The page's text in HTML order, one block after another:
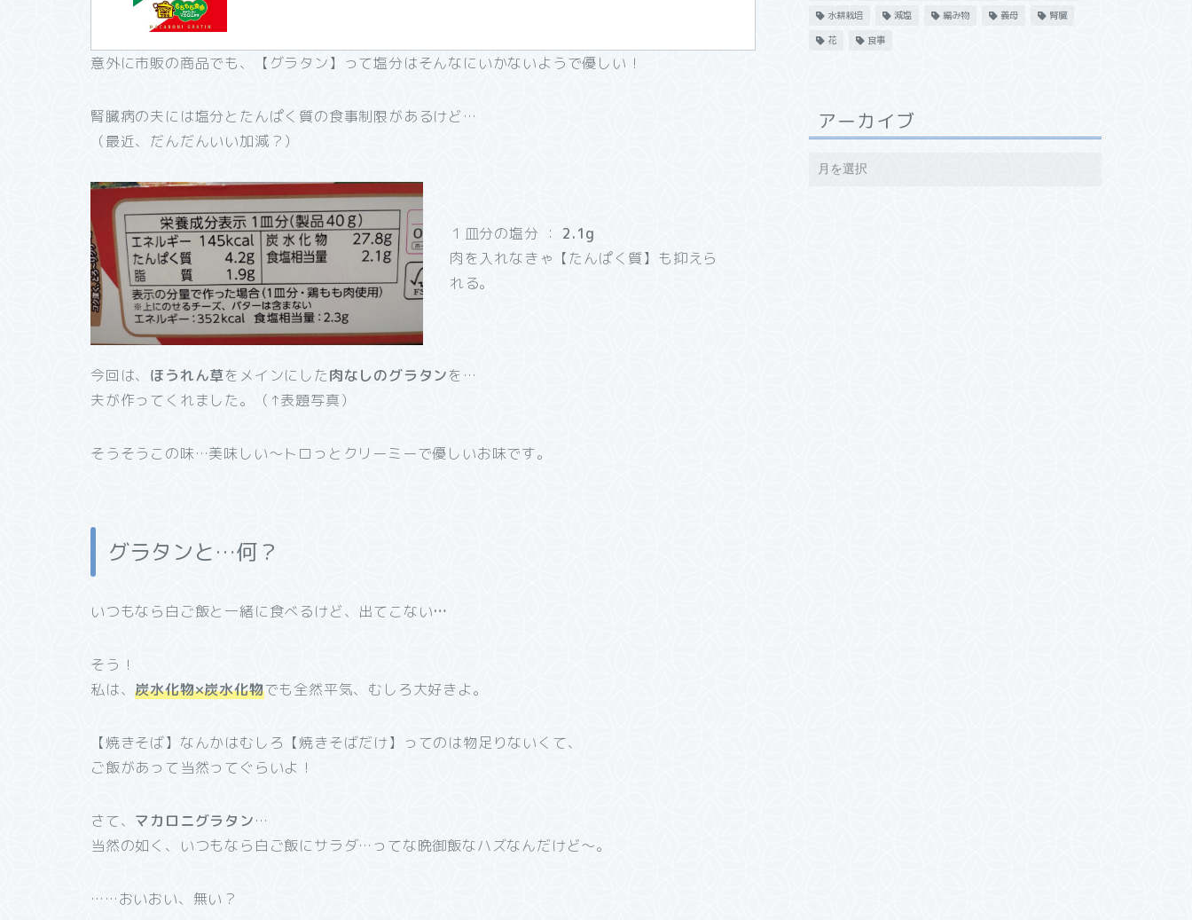
意外に市販の商品でも、【グラタン】って塩分はそんなにいかないようで優しい！
腎臓病の夫には塩分とたんぱく質の食事制限があるけど…
（最近、だんだんいい加減？）
１皿分の塩分 ： 2.1g
肉を入れなきゃ【たんぱく質】も抑えら
れる。
今回は、 ほうれん草をメインにした肉なしのグラタンを…
夫が作ってくれました。（↑表題写真）
そうそうこの味…美味しい～トロっとクリーミーで優しいお味です。
グラタンと…何？
いつもなら白ご飯と一緒に食べるけど、出てこない…
そう！
私は、炭水化物×炭水化物でも全然平気、むしろ大好きよ。
【焼きそば】なんかはむしろ【焼きそばだけ】ってのは物足りないくて、
ご飯があって当然ってぐらいよ！
さて、 マカロニグラタン…
当然の如く、いつもなら白ご飯にサラダ…ってな晩御飯なハズなんだけど～。
……おいおい、無い？
水耕栽培
減塩 編み物 義母
腎臓
花
食事
アーカイブ